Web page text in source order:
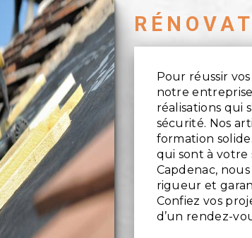
Pour réussir
notre
réalisations qui
sécurité. Nos
formation
qui sont à votre
Capdenac,
rigueur et
Confiez vos
d’un rendez-